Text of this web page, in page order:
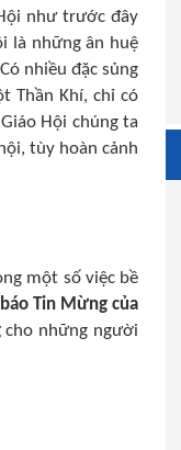
như trước đây
là những ân huệ
nhiều đặc sủng
Thần Khí, chỉ có
Hội chúng ta
tùy hoàn cảnh
một số việc bề
Tin Mừng của
cho những người